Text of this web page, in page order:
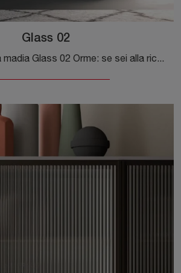
Glass 02
Clicca e scopri la madia Glass 02 Orme: se sei alla ricerca di mobili in vetro per stanze moderne, questa è la soluzione ottimale per te!